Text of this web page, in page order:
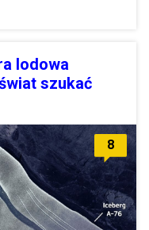
lodowa
szukać
8